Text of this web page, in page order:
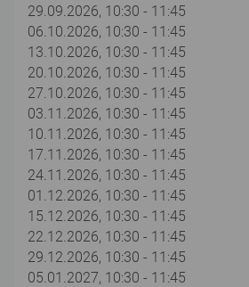
29.09.2026, 10:30 - 11:45
06.10.2026, 10:30 - 11:45
13.10.2026, 10:30 - 11:45
20.10.2026, 10:30 - 11:45
27.10.2026, 10:30 - 11:45
03.11.2026, 10:30 - 11:45
10.11.2026, 10:30 - 11:45
17.11.2026, 10:30 - 11:45
24.11.2026, 10:30 - 11:45
01.12.2026, 10:30 - 11:45
15.12.2026, 10:30 - 11:45
22.12.2026, 10:30 - 11:45
29.12.2026, 10:30 - 11:45
05.01.2027, 10:30 - 11:45